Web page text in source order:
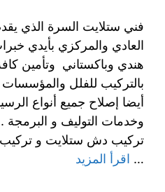
فني ستلايت السرة الذي
العادي والمركزي بأيدي
هندي وباكستاني وتأمين
بالتركيب للفلل والمؤسسات
أيضا إصلاح جميع أنواع
وخدمات التوليف و البرمجة
تركيب دش ستلايت و تركيب
… اقرأ المزيد